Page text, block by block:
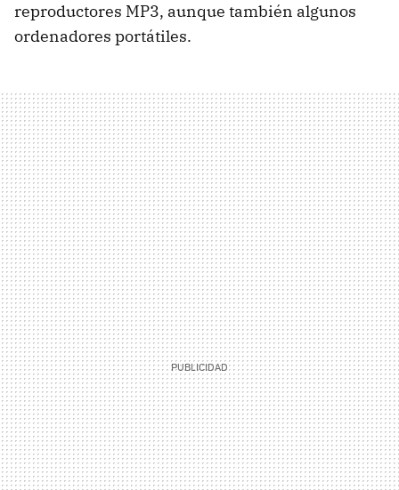
reproductores MP3, aunque también algunos
ordenadores portátiles.